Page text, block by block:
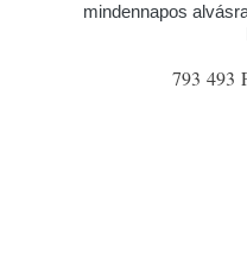
mindennapos
793 493